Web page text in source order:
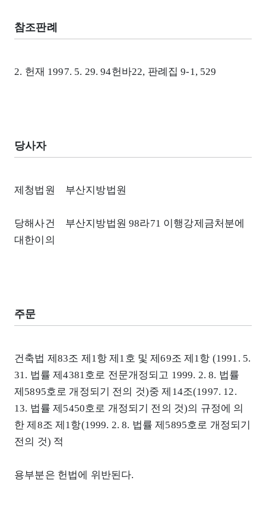
참조판례
2. 헌재 1997. 5. 29. 94헌바22, 판례집 9-1, 529
당사자
제청법원 부산지방법원
당해사건 부산지방법원 98라71 이행강제금처분에
대한이의
주문
건축법 제83조 제1항 제1호 및 제69조 제1항 (1991. 5.
31. 법률 제4381호로 전문개정되고 1999. 2. 8. 법률
제5895호로 개정되기 전의 것)중 제14조(1997. 12.
13. 법률 제5450호로 개정되기 전의 것)의 규정에 의
한 제8조 제1항(1999. 2. 8. 법률 제5895호로 개정되기
전의 것) 적
용부분은 헌법에 위반된다.